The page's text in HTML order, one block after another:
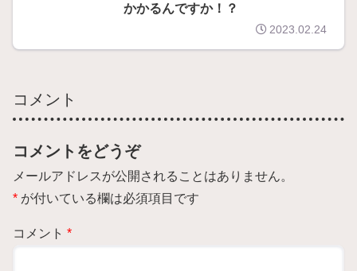
かかるんですか！？
2023.02.24
コメント
コメントをどうぞ
メールアドレスが公開されることはありません。
が付いている欄は必須項目です
コメント